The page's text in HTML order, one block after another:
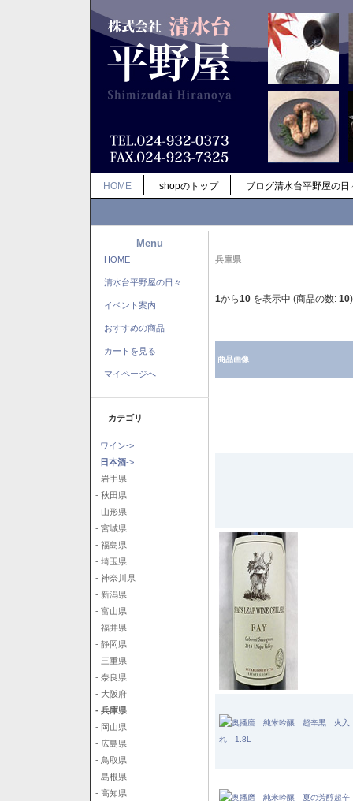
HOME shopのトップ ブログ清水台平野屋の日
Menu
HOME
清水台平野屋の日々
イベント案内
おすすめの商品
カートを見る
マイページへ
カテゴリ
ワイン->
日本酒->
- 岩手県
- 秋田県
- 山形県
- 宮城県
- 福島県
- 埼玉県
- 神奈川県
- 新潟県
- 富山県
- 福井県
- 静岡県
- 三重県
- 奈良県
- 大阪府
- 兵庫県
- 岡山県
- 広島県
- 鳥取県
- 島根県
- 高知県
兵庫県
1から10 を表示中 (商品の数: 10)
商品画像